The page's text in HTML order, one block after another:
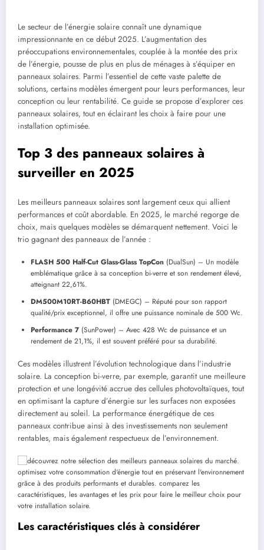
Le secteur de l’énergie solaire connaît une dynamique
impressionnante en ce début 2025. L’augmentation des
préoccupations environnementales, couplée à la montée des prix
de l’énergie, pousse de plus en plus de ménages à s’équiper en
panneaux solaires. Parmi l’essentiel de cette vaste palette de
solutions, certains modèles émergent pour leurs performances, leur
conception ou leur rentabilité. Ce guide se propose d’explorer ces
panneaux solaires, tout en éclairant les choix à faire pour une
installation optimisée.
Top 3 des panneaux solaires à
surveiller en 2025
Les meilleurs panneaux solaires sont largement ceux qui allient
performances et coût abordable. En 2025, le marché regorge de
choix, mais quelques modèles se démarquent nettement. Voici le
trio gagnant des panneaux de l’année :
FLASH 500 Half-Cut Glass-Glass TopCon (DualSun) – Un modèle
emblématique grâce à sa conception bi-verre et son rendement élevé,
atteignant 22,61%.
DM500M10RT-B60HBT (DMEGC) – Réputé pour son rapport
qualité/prix exceptionnel, il offre une puissance nominale de 500 Wc.
Performance 7 (SunPower) – Avec 428 Wc de puissance et un
rendement de 21,1%, il est souvent préféré pour sa durabilité.
Ces modèles illustrent l’évolution technologique dans l’industrie
solaire. La conception bi-verre, par exemple, garantit une meilleure
protection et une longévité accrue des cellules photovoltaïques, tout
en optimisant la capture d’énergie sur les surfaces non exposées
directement au soleil. La performance énergétique de ces
panneaux contribue ainsi à des investissements non seulement
rentables, mais également respectueux de l’environnement.
Les caractéristiques clés à considérer